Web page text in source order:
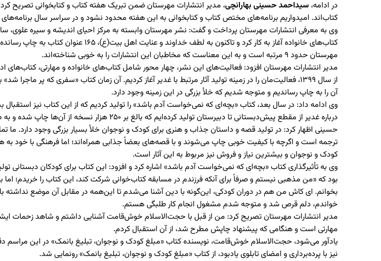
در ادامه، سیداحمد حسینی بهارانچی، مدیر انتشارات مهرستان ضمن تبریک هفته کتاب و کتابخوانی تصریح
کتاب‌اند. امیدواریم برنامه‌های مختص کتاب و کتابخوانی به این هفته محدود نشود و در سراسر سال
کتاب‌های خانواده آغاز به‌ کار کرد و تاکنون
مهرستان حدود ۹ مرتبه است و به این معناست که مخاطبان این انتشارات را به خوبی شناخته‌اند. ‬
مدیر انتشارات مهرستان افزود: فعالیت‌های این نشر، چهار محور شامل کتاب‌های خانواده و مهارتی، کتاب‌های
آن را به چاپ رساندیم و متوجه شدیم که خلأ بزرگی در این زمینه وجود دارد.
درباره غدیر از مقطع پیش‌دبستانی تا دبیرستان تولید کرده‌ایم که بالغ‌ بر ۲۵۰ هزار نسخه از آن‌ها چاپ شده و به دست مخاطبان در سراسر کشور رسیده است.
ترجمه است و اگرچه با کیفیت خوبی چاپ می‌شوند و با قصه‌های بعضاً جذابی همراه‌اند؛ اما فرهنگی با خود به
کودک و نوجوان و بیشترین نیاز و فروش نیز مربوط به این آثار است.
وی به تأثیرگذاری کتاب‌ «بچه‌ای که نمی‌خواست آدم باشد» اشاره کرد و افزود: این کتاب برای کودکان
بود که «من مذهبی نیستم و صرفاً برای آنکه فرزندم در مسابقه کتاب‌خوانی شرکت کند، این کتاب را خریدم؛
خواندم، دلم قرص شد و متوجه شدم مشغول انجام کار طلبگی هستم.
مدیر انتشارات مهرستان تصريح کرد: من از قبل با حجت‌الاسلام خوش‌قامت آشنایی داشتم و شاهد زحمات
مهارتی است و هنگامی که پیشنهاد چاپش مطرح شد، از آن استقبال کردم.
یادآور می‌شود، حجت‌الاسلام خوش‌قامت، نویسنده کتاب «مبلغ کودک و نوجوان، تبلیغ بانمک» در این مراسم
نیز با پرده‌برداری و امضای تابلوی یادبود، از کتاب «مبلغ کودک و نوجوان، تبلیغ بانمک» رونمایی شد.